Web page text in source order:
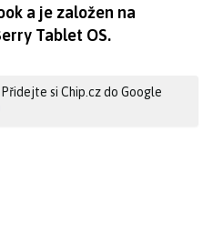
a je založen na
Tablet OS.
si Chip.cz do Google